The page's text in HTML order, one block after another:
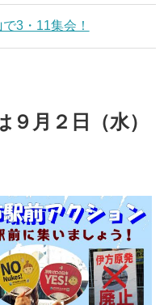
3・11集会！
月２日（水）